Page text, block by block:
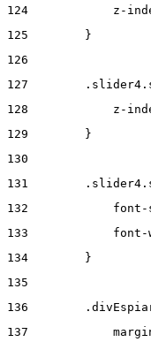
124
z-
125
        }
126
127
128
z-
129
        }
130
131
132
133
134
        }
135
136
137